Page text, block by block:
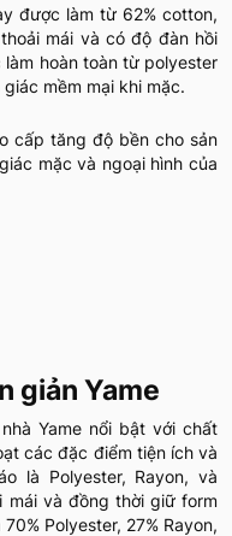
được làm từ 62% cotton,
mái và có độ đàn hồi
hoàn toàn từ polyester
mềm mại khi mặc.
cấp tăng độ bền cho sản
mặc và ngoại hình của
giản Yame
Yame nổi bật với chất
các đặc điểm tiện ích và
là Polyester, Rayon, và
mái và đồng thời giữ form
Polyester, 27% Rayon,